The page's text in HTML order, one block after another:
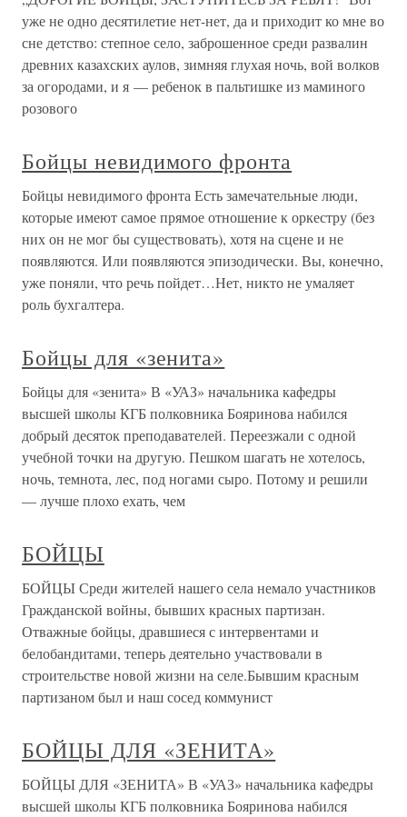
уже не одно десятилетие нет-нет, да и приходит ко мне во
сне детство: степное село, заброшенное среди развалин
древних казахских аулов, зимняя глухая ночь, вой волков
за огородами, и я — ребенок в пальтишке из маминого
розового
Бойцы невидимого фронта
Бойцы невидимого фронта Есть замечательные люди,
которые имеют самое прямое отношение к оркестру (без
них он не мог бы существовать), хотя на сцене и не
появляются. Или появляются эпизодически. Вы, конечно,
уже поняли, что речь пойдет…Нет, никто не умаляет
роль бухгалтера.
Бойцы для «зенита»
Бойцы для «зенита» В «УАЗ» начальника кафедры
высшей школы КГБ полковника Бояринова набился
добрый десяток преподавателей. Переезжали с одной
учебной точки на другую. Пешком шагать не хотелось,
ночь, темнота, лес, под ногами сыро. Потому и решили
— лучше плохо ехать, чем
БОЙЦЫ
БОЙЦЫ Среди жителей нашего села немало участников
Гражданской войны, бывших красных партизан.
Отважные бойцы, дравшиеся с интервентами и
белобандитами, теперь деятельно участвовали в
строительстве новой жизни на селе.Бывшим красным
партизаном был и наш сосед коммунист
БОЙЦЫ ДЛЯ «ЗЕНИТА»
БОЙЦЫ ДЛЯ «ЗЕНИТА» В «УАЗ» начальника кафедры
высшей школы КГБ полковника Бояринова набился